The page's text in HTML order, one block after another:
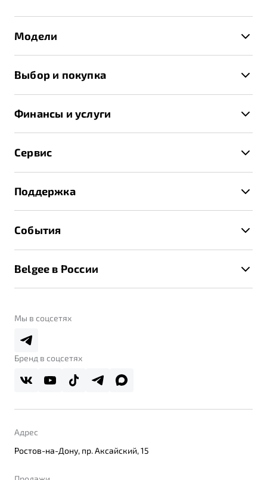
Модели
X70
Выбор и покупка
Записаться на тест-драйв
Получить предложение
Финансы и услуги
Страхование
Расчет КАСКО
Сервис
Техническое обслуживание
Калькулятор ТО
Поддержка
Помощь на дорогах
Belgee Линк
Belgee Плюс
Реферальная программа
События
Belgee в России
О дилерском центре
Правовая информация
Мы в соцсетях
Бренд в соцсетях
Адрес
Ростов-на-Дону, пр. Аксайский, 15